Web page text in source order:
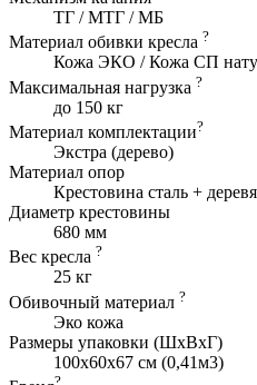
ТГ / МТГ / МБ
Материал обивки кресла ?
Кожа ЭКО / Кожа СП
Максимальная нагрузка ?
до 150 кг
Материал комплектации?
Экстра (дерево)
Материал опор
Крестовина сталь +
Диаметр крестовины
680 мм
Вес кресла ?
25 кг
Обивочный материал ?
Эко кожа
Размеры упаковки (ШxВхГ)
100x60x67 см (0,41м3)
?